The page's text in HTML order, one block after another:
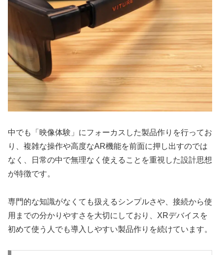
中でも「映像体験」にフォーカスした製品作りを行ってお
り、複雑な操作や高度なAR機能を前面に押し出すのでは
なく、日常の中で無理なく使えることを重視した設計思想
が特徴です。
専門的な知識がなくても扱えるシンプルさや、接続から使
用までの分かりやすさを大切にしており、XRデバイスを
初めて使う人でも導入しやすい製品作りを続けています。